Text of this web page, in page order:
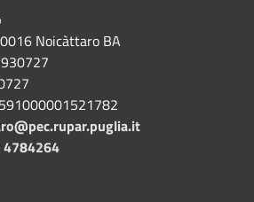
Noicàttaro BA